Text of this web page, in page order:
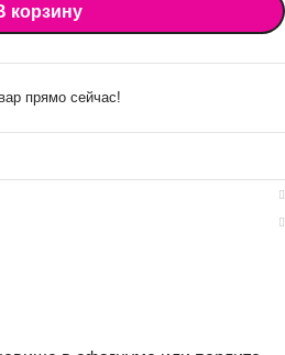
корзину
прямо сейчас!